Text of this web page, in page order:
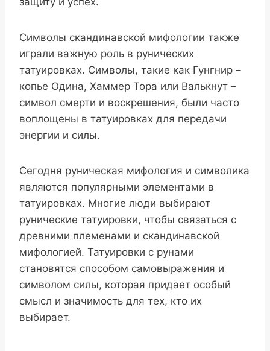
Символы скандинавской мифологии также
играли важную роль в рунических
татуировках. Символы, такие как Гунгнир –
копье Одина, Хаммер Тора или Валькнут –
символ смерти и воскрешения, были часто
воплощены в татуировках для передачи
энергии и силы.
Сегодня руническая мифология и символика
являются популярными элементами в
татуировках. Многие люди выбирают
рунические татуировки, чтобы связаться с
древними племенами и скандинавской
мифологией. Татуировки с рунами
становятся способом самовыражения и
символом силы, которая придает особый
смысл и значимость для тех, кто их
выбирает.